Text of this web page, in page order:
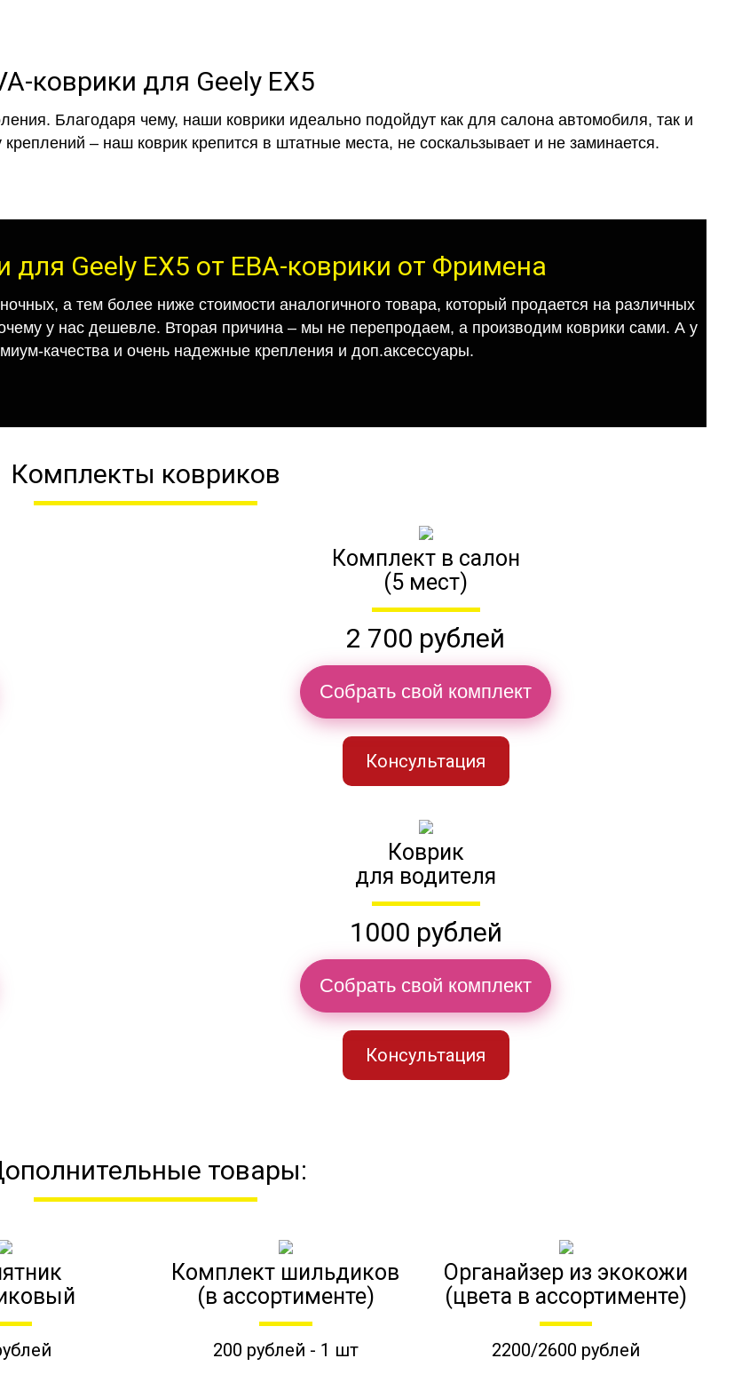
коврики для Geely EX5
Благодаря чему, наши коврики идеально подойдут как для салона автомобиля, так и
– наш коврик крепится в штатные места, не соскальзывает и не заминается.
для Geely EX5 от ЕВА-коврики от Фримена
а тем более ниже стоимости аналогичного товара, который продается на различных
у нас дешевле. Вторая причина – мы не перепродаем, а производим коврики сами. А у
качества и очень надежные крепления и доп.аксессуары.
Комплекты ковриков
Комплект в салон
(5 мест)
2 700 рублей
Собрать свой комплект
Консультация
Коврик
для водителя
1000 рублей
Собрать свой комплект
Консультация
товары:
Комплект шильдиков
(в ассортименте)
200 рублей - 1 шт
Органайзер из экокожи
(цвета в ассортименте)
2200/2600 рублей